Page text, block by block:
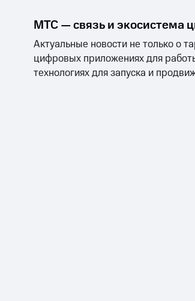
МТС — связь и экосистема
Актуальные новости не только о
цифровых приложениях для
технологиях для запуска и